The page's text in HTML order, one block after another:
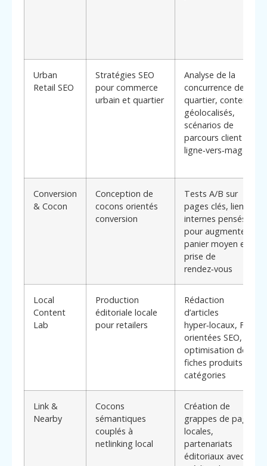
Urban
Retail SEO
Stratégies SEO
pour commerce
urbain et quartier
Analyse de la
concurrence de
quartier, contenus
géolocalisés,
scénarios de
parcours client en
ligne‑vers‑magasin
Conversion
& Cocon
Conception de
cocons orientés
conversion
Tests A/B sur
pages clés, liens
internes pensés
pour augmenter
panier moyen et
prise de
rendez‑vous
Local
Content
Lab
Production
éditoriale locale
pour retailers
Rédaction
d’articles
hyper‑locaux, FAQ
orientées SEO,
optimisation des
fiches produits et
catégories
Link &
Nearby
Cocons
sémantiques
couplés à
netlinking local
Création de
grappes de pages
locales,
partenariats
éditoriaux avec